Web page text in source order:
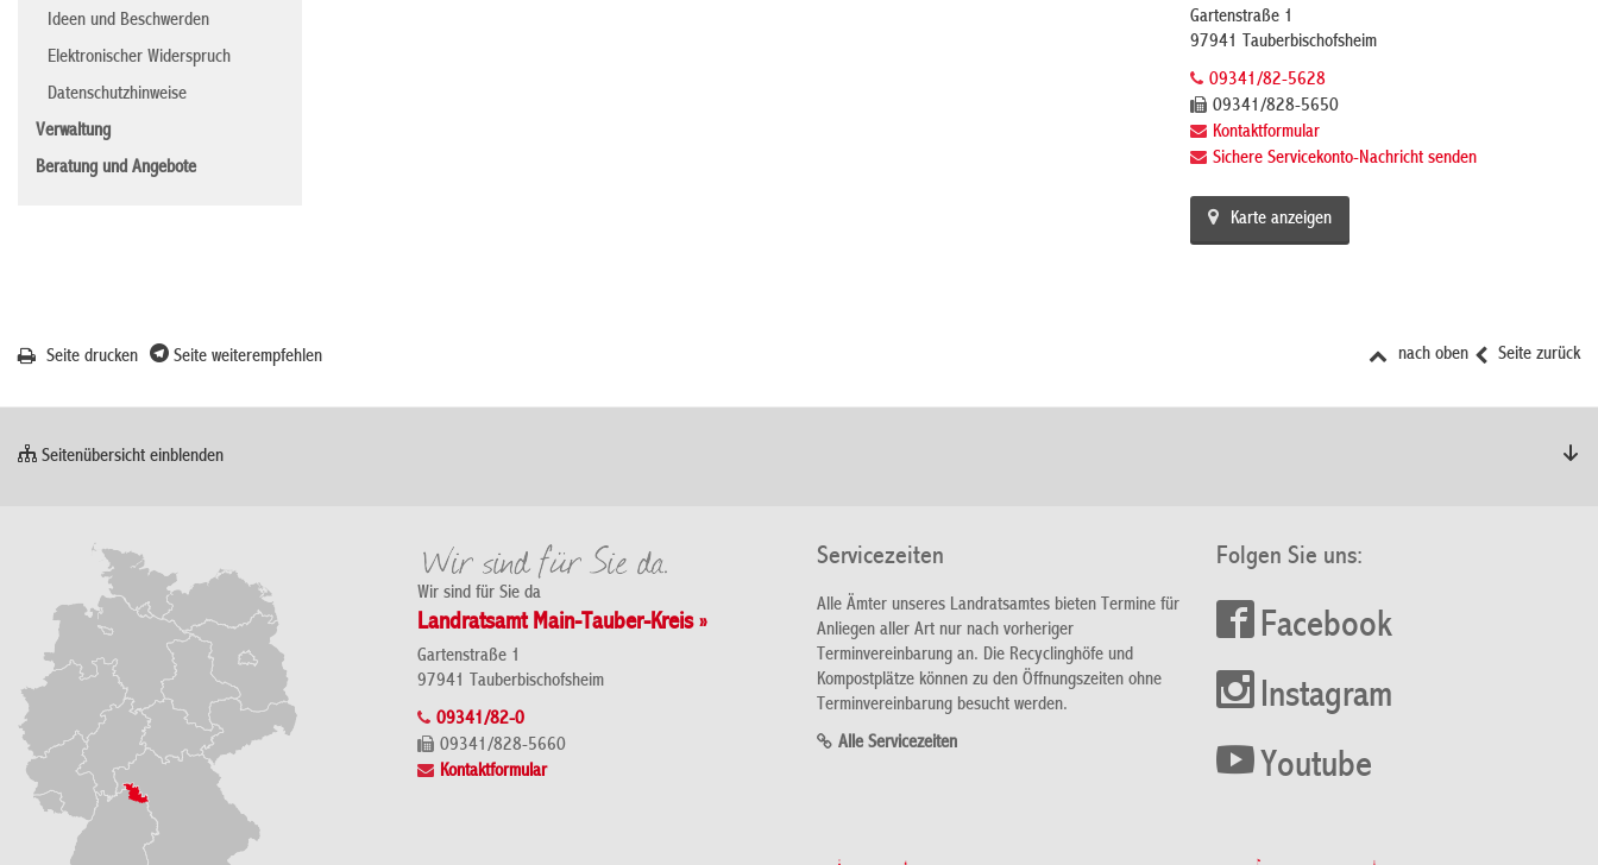
Ideen und Beschwerden
Elektronischer Widerspruch
Datenschutzhinweise
Verwaltung
Beratung und Angebote
Gartenstraße 1
97941 Tauberbischofsheim
09341/82-5628
09341/828-5650
Kontaktformular
Sichere Servicekonto-Nachricht senden
Karte anzeigen
Seite zurück
nach oben
Seite drucken Seite weiterempfehlen
Seitenübersicht einblenden
Wir sind für Sie da
Landratsamt Main-Tauber-Kreis »
Gartenstraße 1
97941 Tauberbischofsheim
09341/82-0
09341/828-5660
Kontaktformular
Servicezeiten
Alle Ämter unseres Landratsamtes bieten Termine für
Anliegen aller Art nur nach vorheriger
Terminvereinbarung an. Die Recyclinghöfe und
Kompostplätze können zu den Öffnungszeiten ohne
Terminvereinbarung besucht werden.
Alle Servicezeiten
Folgen Sie uns:
Facebook
Instagram
Youtube